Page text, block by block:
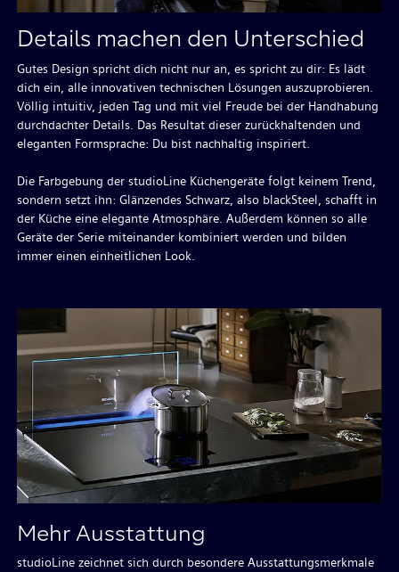
Details machen den Unterschied
Gutes Design spricht dich nicht nur an, es spricht zu dir: Es lädt
dich ein, alle innovativen technischen Lösungen auszuprobieren.
Völlig intuitiv, jeden Tag und mit viel Freude bei der Handhabung
durchdachter Details. Das Resultat dieser zurückhaltenden und
eleganten Formsprache: Du bist nachhaltig inspiriert.
Die Farbgebung der studioLine Küchengeräte folgt keinem Trend,
sondern setzt ihn: Glänzendes Schwarz, also blackSteel, schafft in
der Küche eine elegante Atmosphäre. Außerdem können so alle
Geräte der Serie miteinander kombiniert werden und bilden
immer einen einheitlichen Look.
Mehr Ausstattung
studioLine zeichnet sich durch besondere Ausstattungsmerkmale